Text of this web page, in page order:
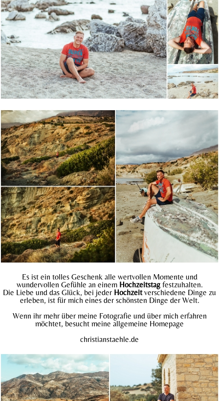
Es ist ein tolles Geschenk alle wertvollen Momente und
wundervollen Gefühle an einem Hochzeitstagfestzuhalten.
Die Liebe und das Glück, bei jeder Hochzeitverschiedene Dinge zu
erleben, ist für mich eines der schönsten Dinge der Welt.
Wenn ihr mehr über meine Fotografie und über mich erfahren
möchtet, besucht meine allgemeine Homepage
christianstaehle.de